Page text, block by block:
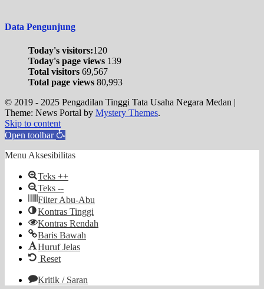
Data Pengunjung
Today's visitors:120
Today's page views 139
Total visitors 69,567
Total page views 80,993
© 2019 - 2025 Pengadilan Tinggi Tata Usaha Negara Medan |
Theme: News Portal by Mystery Themes.
Skip to content
Open toolbar
Menu Aksesibilitas
Teks ++
Teks --
Filter Abu-Abu
Kontras Tinggi
Kontras Rendah
Baris Bawah
Huruf Jelas
Reset
Kritik / Saran